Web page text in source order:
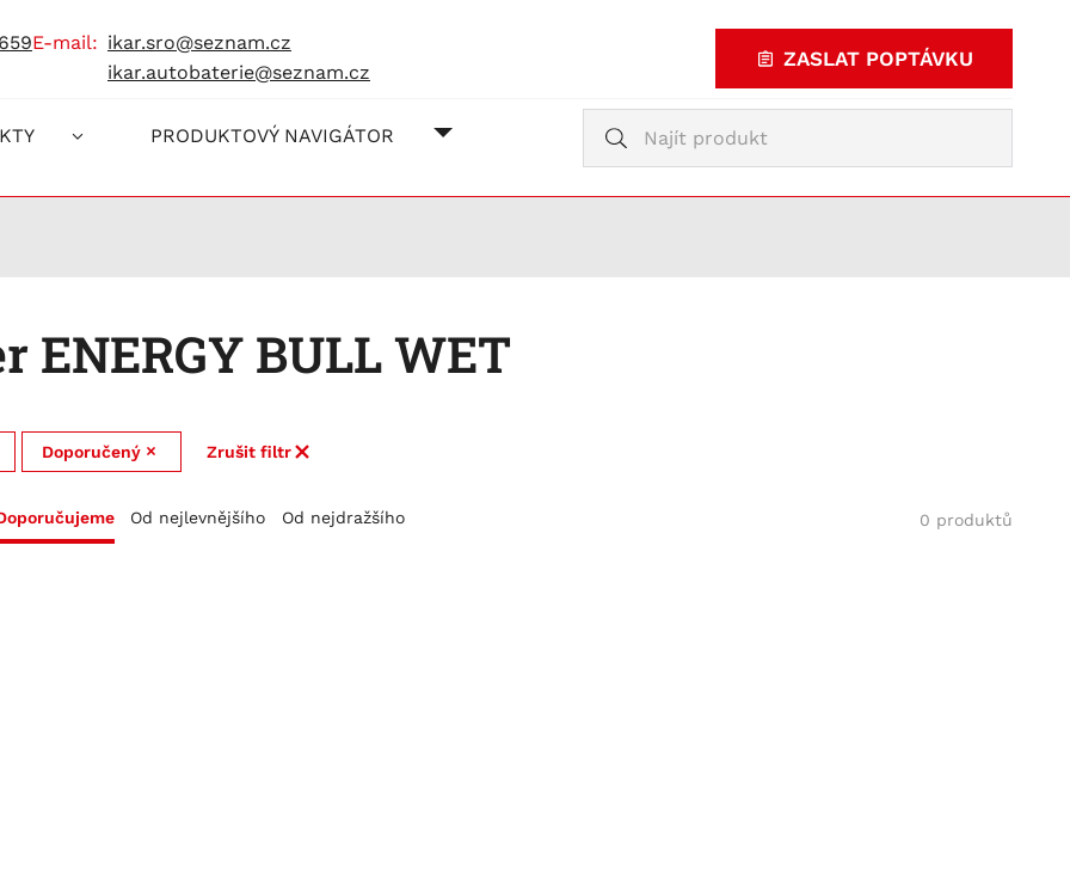
e-mail: ikar.sro@seznam.cz
ikar.autobaterie@seznam.cz
ZASLAT POPTÁVKU
PRODUKTOVÝ NAVIGÁTOR JAK NAKUPOVATVyhledávání
ENERGY BULL WET
Doporučený Zrušit filtr
Od nejlevnějšího Od nejdražšího 0 produktů